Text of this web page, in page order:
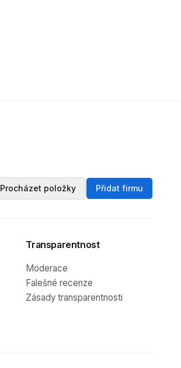
Procházet položky Přidat firmu
Transparentnost
Moderace
Falešné recenze
Zásady transparentnosti